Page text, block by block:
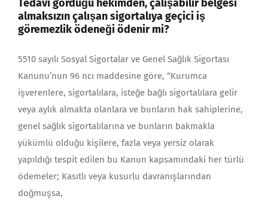
Tedavi gördüğü hekimden, çalışabilir belgesi
almaksızın çalışan sigortalıya geçici iş
göremezlik ödeneği ödenir mi?
5510 sayılı Sosyal Sigortalar ve Genel Sağlık Sigortası
Kanunu’nun 96 ncı maddesine göre, “Kurumca
işverenlere, sigortalılara, isteğe bağlı sigortalılara gelir
veya aylık almakta olanlara ve bunların hak sahiplerine,
genel sağlık sigortalılarına ve bunların bakmakla
yükümlü olduğu kişilere, fazla veya yersiz olarak
yapıldığı tespit edilen bu Kanun kapsamındaki her türlü
ödemeler; Kasıtlı veya kusurlu davranışlarından
doğmuşsa,